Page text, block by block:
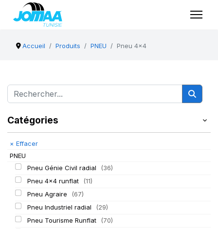
Accueil Produits PNEU Pneu 4x4
Catégories
× Effacer
PNEU
Pneu Génie Civil radial
(36)
Pneu 4x4 runflat
(11)
Pneu Agraire
(67)
Pneu Industriel radial
(29)
Pneu Tourisme Runflat
(70)